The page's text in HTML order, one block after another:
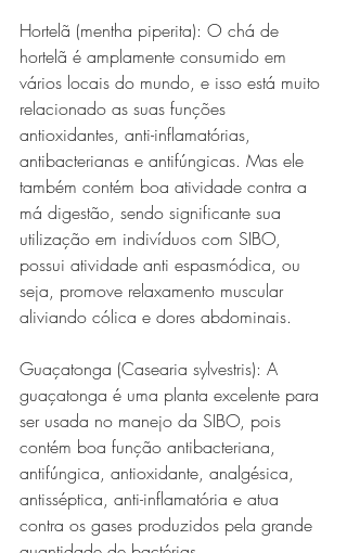
Hortelã (mentha piperita): O chá de
hortelã é amplamente consumido em
vários locais do mundo, e isso está muito
relacionado as suas funções
antioxidantes, anti-inflamatórias,
antibacterianas e antifúngicas. Mas ele
também contém boa atividade contra a
má digestão, sendo significante sua
utilização em indivíduos com SIBO,
possui atividade anti espasmódica, ou
seja, promove relaxamento muscular
aliviando cólica e dores abdominais.
Guaçatonga (Casearia sylvestris): A
guaçatonga é uma planta excelente para
ser usada no manejo da SIBO, pois
contém boa função antibacteriana,
antifúngica, antioxidante, analgésica,
antisséptica, anti-inflamatória e atua
contra os gases produzidos pela grande